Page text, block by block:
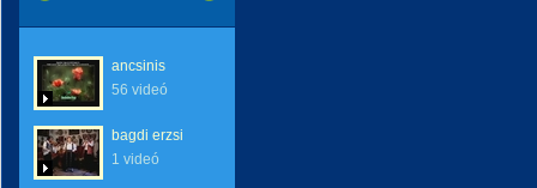
ancsinis
56 videó
bagdi erzsi
1 videó